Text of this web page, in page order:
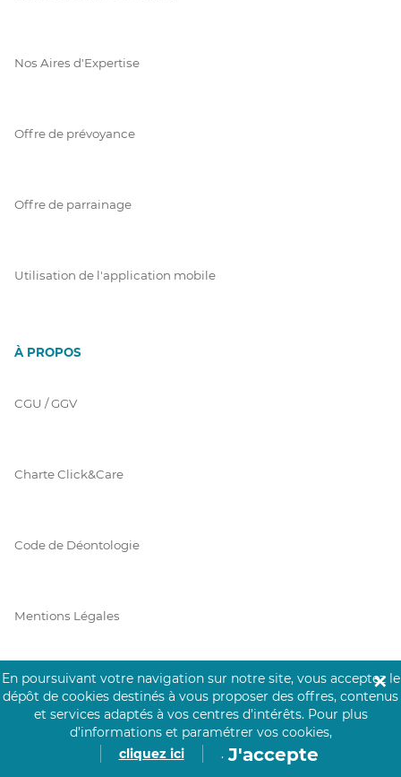
Nos Aires d'Expertise
Offre de prévoyance
Offre de parrainage
Utilisation de l'application mobile
À PROPOS
CGU / GGV
Charte Click&Care
Code de Déontologie
Mentions Légales
Prérequis Click&Care
Protection des Données
En poursuivant votre navigation sur notre site, vous acceptez le
dépôt de cookies destinés à vous proposer des offres, contenus
et services adaptés à vos centres d’intérêts. Pour plus
d’informations et paramétrer vos cookies,
cliquez ici
. J'accepte
✕